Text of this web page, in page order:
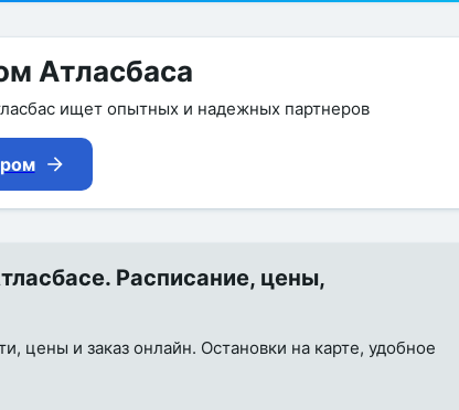
Атласбаса
ищет опытных и надежных партнеров
Расписание, цены,
цены и заказ онлайн. Остановки на карте, удобное